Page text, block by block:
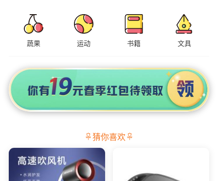
蔬果 运动 书籍 文具
猜你喜欢